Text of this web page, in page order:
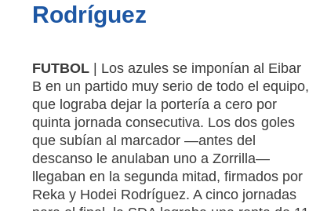
Rodríguez
FUTBOL| Los azules se imponían al Eibar
B en un partido muy serio de todo el equipo,
que lograba dejar la portería a cero por
quinta jornada consecutiva. Los dos goles
que subían al marcador —antes del
descanso le anulaban uno a Zorrilla—
llegaban en la segunda mitad, firmados por
Reka y Hodei Rodríguez. A cinco jornadas